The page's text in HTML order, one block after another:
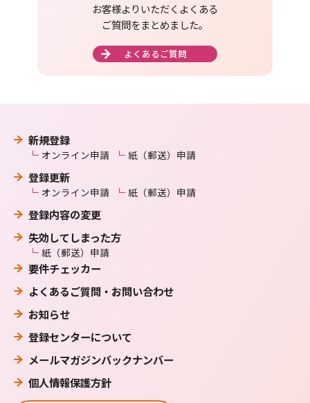
お客様よりいただくよくある
ご質問をまとめました。
よくあるご質問
新規登録
オンライン申請 紙（郵送）申請
登録更新
オンライン申請 紙（郵送）申請
登録内容の変更
失効してしまった方
紙（郵送）申請
要件チェッカー
よくあるご質問・お問い合わせ
お知らせ
登録センターについて
メールマガジンバックナンバー
個人情報保護方針